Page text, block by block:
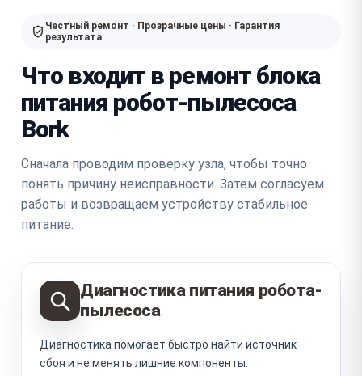
Честный ремонт · Прозрачные цены · Гарантия
результата
Что входит в ремонт блока
питания робот-пылесоса
Bork
Сначала проводим проверку узла, чтобы точно
понять причину неисправности. Затем согласуем
работы и возвращаем устройству стабильное
питание.
Диагностика питания робота-
пылесоса
Диагностика помогает быстро найти источник
сбоя и не менять лишние компоненты.